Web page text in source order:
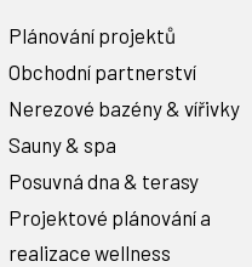
Plánování projektů
Obchodní partnerství
Nerezové bazény & vířivky
Sauny & spa
Posuvná dna & terasy
Projektové plánování a
realizace wellness